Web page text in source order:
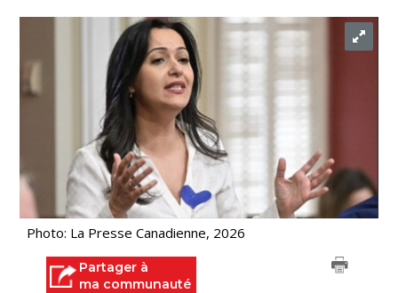
Photo: La Presse Canadienne, 2026
Partager à
ma communauté